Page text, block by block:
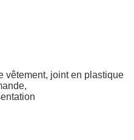
vêtement, joint en plastique